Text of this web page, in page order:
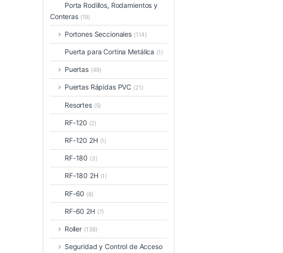
Porta Rodillos, Rodamientos y
Conteras (19)
Portones Seccionales (114)
Puerta para Cortina Metálica (1)
Puertas (49)
Puertas Rápidas PVC (21)
Resortes (5)
RF-120 (2)
RF-120 2H (1)
RF-180 (3)
RF-180 2H (1)
RF-60 (8)
RF-60 2H (7)
Roller (138)
Seguridad y Control de Acceso